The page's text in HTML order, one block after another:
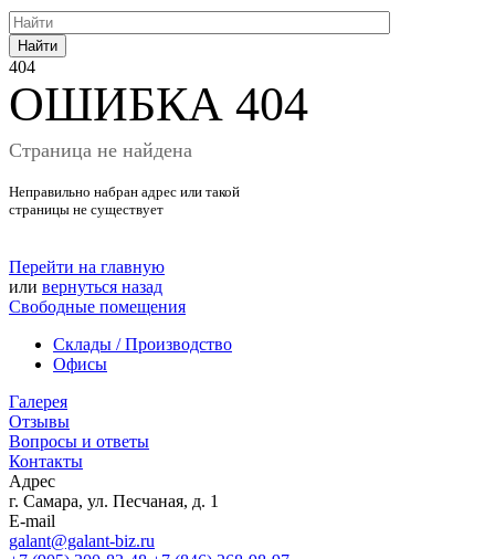
Найти
404
ОШИБКА 404
Страница не найдена
Неправильно набран адрес или такой
страницы не существует
Перейти на главную
или вернуться назад
Свободные помещения
Склады / Производство
Офисы
Галерея
Отзывы
Вопросы и ответы
Контакты
Адрес
г. Самара, ул. Песчаная, д. 1
E-mail
galant@galant-biz.ru